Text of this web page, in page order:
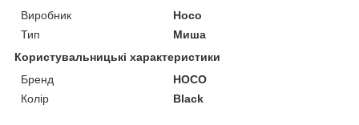
Виробник
Hoco
Тип
Миша
Користувальницькі характеристики
Бренд
HOCO
Колір
Black